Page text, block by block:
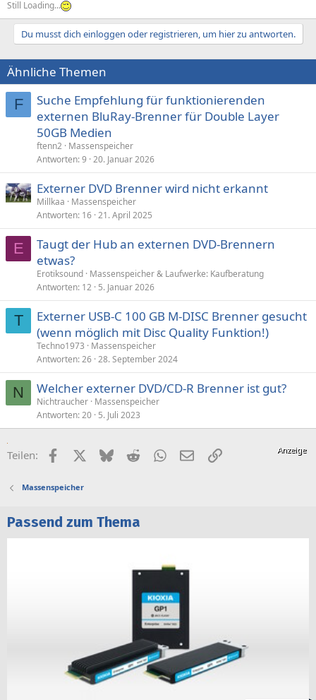
Still Loading...
Du musst dich einloggen oder registrieren, um hier zu antworten.
Ähnliche Themen
F
Suche Empfehlung für funktionierenden
externen BluRay-Brenner für Double Layer
50GB Medien
ftenn2 Massenspeicher
Antworten 9 20. Januar 2026
Externer DVD Brenner wird nicht erkannt
Millkaa
Massenspeicher
Antworten 16 21. April 2025
E
Taugt der Hub an externen DVD-Brennern
etwas?
Erotiksound Massenspeicher & Laufwerke: Kaufberatung
Antworten 12 5. Januar 2026
T
Externer USB-C 100 GB M-DISC Brenner gesucht
(wenn möglich mit Disc Quality Funktion!)
Techno1973
Massenspeicher
Antworten 26 28. September 2024
N Welcher externer DVD/CD-R Brenner ist gut?
Nichtraucher Massenspeicher
Antworten 20 5. Juli 2023
Teilen: FacebookX (Twitter)
BlueskyRedditWhatsApp
E-MailLink
Massenspeicher
Passend zum Thema